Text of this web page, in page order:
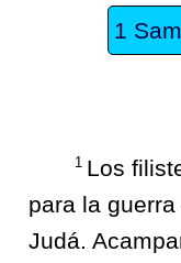
1
1 Los
para la
Judá.